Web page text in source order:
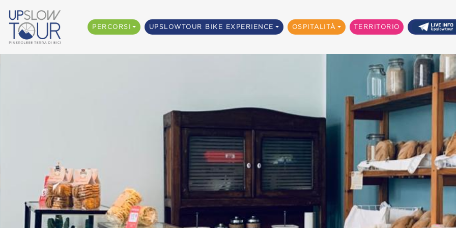
PERCORSI UPSLOWTOUR BIKE EXPERIENCE OSPITALITÀ TERRITORIO